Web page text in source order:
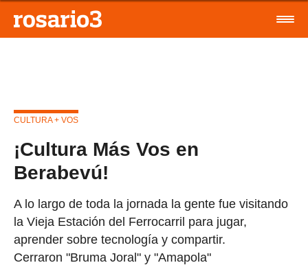
CULTURA + VOS
¡Cultura Más Vos en
Berabevú!
A lo largo de toda la jornada la gente fue visitando
la Vieja Estación del Ferrocarril para jugar,
aprender sobre tecnología y compartir.
Cerraron "Bruma Joral" y "Amapola"